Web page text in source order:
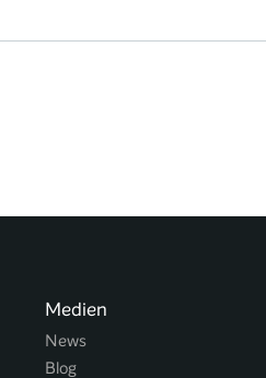
Medien
News
Blog